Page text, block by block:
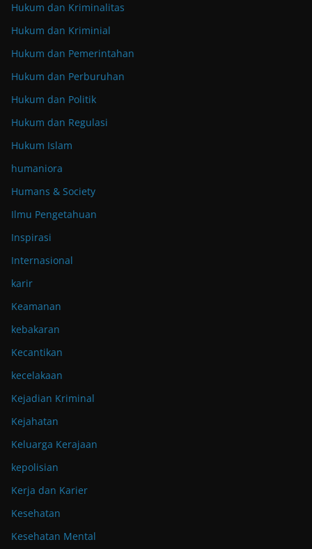
Hukum dan Kriminalitas
Hukum dan Kriminial
Hukum dan Pemerintahan
Hukum dan Perburuhan
Hukum dan Politik
Hukum dan Regulasi
Hukum Islam
humaniora
Humans & Society
Ilmu Pengetahuan
Inspirasi
Internasional
karir
Keamanan
kebakaran
Kecantikan
kecelakaan
Kejadian Kriminal
Kejahatan
Keluarga Kerajaan
kepolisian
Kerja dan Karier
Kesehatan
Kesehatan Mental